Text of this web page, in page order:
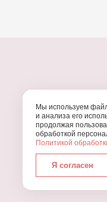
УЗНАЙТЕ,
ПРАЗДНИКА
Мы используем
и анализа его
продолжая
обработкой
Политикой
Я согласен